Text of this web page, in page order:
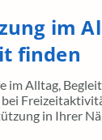
im
finden
im Alltag,
in Ihrer